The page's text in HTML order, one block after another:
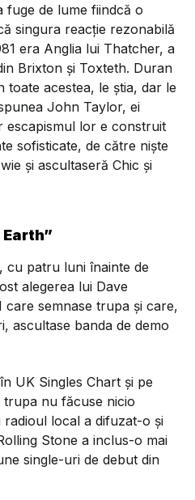
fuge de lume fiindcă o
singura reacție rezonabilă
era Anglia lui Thatcher, a
Brixton şi Toxteth. Duran
toate acestea, le ştia, dar le
John Taylor, ei
escapismul lor e construit
sofisticate, de către nişte
şi ascultaseră Chic şi
cu patru luni înainte de
alegerea lui Dave
semnase trupa şi care,
ascultase banda de demo
UK Singles Chart şi pe
nu făcuse nicio
local a difuzat-o şi
Stone a inclus-o mai
single-uri de debut din